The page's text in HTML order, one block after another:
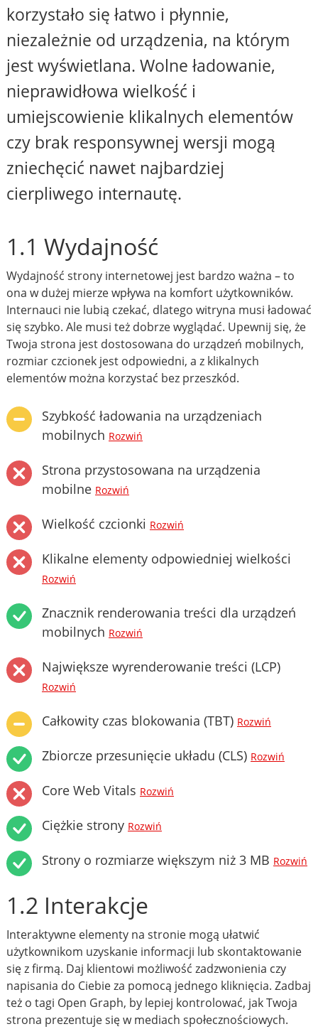
korzystało się łatwo i płynnie,
niezależnie od urządzenia, na którym
jest wyświetlana. Wolne ładowanie,
nieprawidłowa wielkość i
umiejscowienie klikalnych elementów
czy brak responsywnej wersji mogą
zniechęcić nawet najbardziej
cierpliwego internautę.
1.1 Wydajność
Wydajność strony internetowej jest bardzo ważna – to
ona w dużej mierze wpływa na komfort użytkowników.
Internauci nie lubią czekać, dlatego witryna musi ładować
się szybko. Ale musi też dobrze wyglądać. Upewnij się, że
Twoja strona jest dostosowana do urządzeń mobilnych,
rozmiar czcionek jest odpowiedni, a z klikalnych
elementów można korzystać bez przeszkód.
Szybkość ładowania na urządzeniach
mobilnych Rozwiń
Strona przystosowana na urządzenia
mobilne Rozwiń
Wielkość czcionki Rozwiń
Klikalne elementy odpowiedniej wielkości
Rozwiń
Znacznik renderowania treści dla urządzeń
mobilnych Rozwiń
Największe wyrenderowanie treści (LCP)
Rozwiń
Całkowity czas blokowania (TBT) Rozwiń
Zbiorcze przesunięcie układu (CLS) Rozwiń
Core Web Vitals Rozwiń
Ciężkie strony Rozwiń
Strony o rozmiarze większym niż 3 MB Rozwiń
1.2 Interakcje
Interaktywne elementy na stronie mogą ułatwić
użytkownikom uzyskanie informacji lub skontaktowanie
się z firmą. Daj klientowi możliwość zadzwonienia czy
napisania do Ciebie za pomocą jednego kliknięcia. Zadbaj
też o tagi Open Graph, by lepiej kontrolować, jak Twoja
strona prezentuje się w mediach społecznościowych.